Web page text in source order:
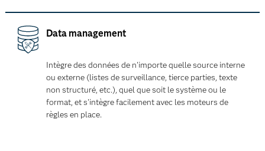
Data management
Intègre des données de n'importe quelle source interne
ou externe (listes de surveillance, tierce parties, texte
non structuré, etc.), quel que soit le système ou le
format, et s'intègre facilement avec les moteurs de
règles en place.